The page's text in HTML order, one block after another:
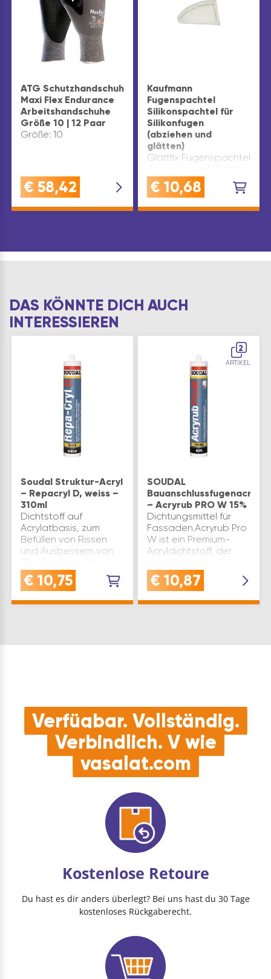
ATG Schutzhandschuh
Maxi Flex Endurance
Arbeitshandschuhe
Größe 10 | 12 Paar
Größe: 10
€ 58,42
Kaufmann
Fugenspachtel
Silikonspachtel für
Silikonfugen
(abziehen und
glätten)
Glättfix Fugenspachtel
sämtlicher Silikonfugen
und
€ 10,68
DAS KÖNNTE DICH AUCH
INTERESSIEREN
Soudal Struktur-Acryl
– Repacryl D, weiss –
310ml
Dichtstoff auf
Acrylatbasis, zum
Befüllen von Rissen
und Ausbessern von
Struktur- und
Reibeputzen. Repacryl
€ 10,75
2
ARTIKEL
SOUDAL
Bauanschlussfugenacryl
– Acryrub PRO W 15%
Dichtungsmittel für
Fassaden.Acryrub Pro
W ist ein Premium-
Acryldichtstoff, der
diffusionsdichtere
Bauanschlussfuge im
€ 10,87
Verfügbar. Vollständig.
Verbindlich. V wie
vasalat.com
Kostenlose Retoure
Du hast es dir anders überlegt? Bei uns hast du 30 Tage
kostenloses Rückgaberecht.